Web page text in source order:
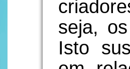
seja,
Isto